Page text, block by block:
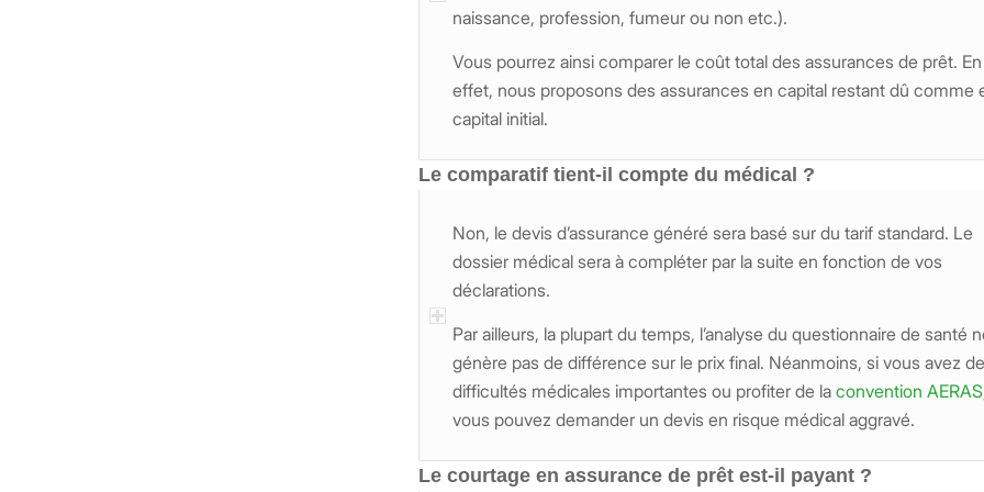
naissance, profession, fumeur ou non etc.).
Vous pourrez ainsi comparer le coût total des assurances de prêt. En
effet, nous proposons des assurances en capital restant dû comme
capital initial.
Le comparatif tient-il compte du médical ?
Non, le devis d’assurance généré sera basé sur du tarif standard. Le
dossier médical sera à compléter par la suite en fonction de vos
déclarations.
Par ailleurs, la plupart du temps, l’analyse du questionnaire de santé
génère pas de différence sur le prix final. Néanmoins, si vous avez
difficultés médicales importantes ou profiter de la convention AERAS
vous pouvez demander un devis en risque médical aggravé.
Le courtage en assurance de prêt est-il payant ?